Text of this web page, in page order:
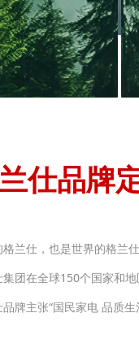
仕品牌
兰仕，也是世界的格兰仕
团在全球150个国家和地
牌主张“国民家电 品质